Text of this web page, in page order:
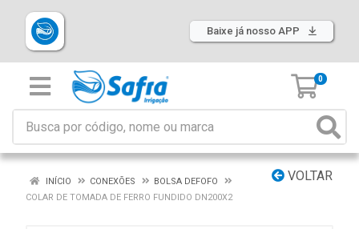
Baixe já nosso APP
0
VOLTAR
INÍCIO CONEXÕES
BOLSA DEFOFO
COLAR DE TOMADA DE FERRO FUNDIDO DN200X2